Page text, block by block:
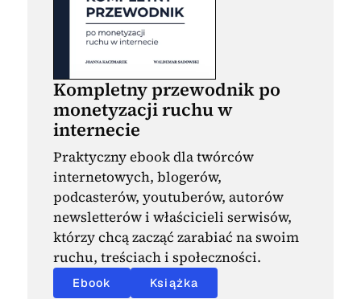
Kompletny przewodnik po
monetyzacji ruchu w
internecie
Praktyczny ebook dla twórców
internetowych, blogerów,
podcasterów, youtuberów, autorów
newsletterów i właścicieli serwisów,
którzy chcą zacząć zarabiać na swoim
ruchu, treściach i społeczności.
Ebook Książka